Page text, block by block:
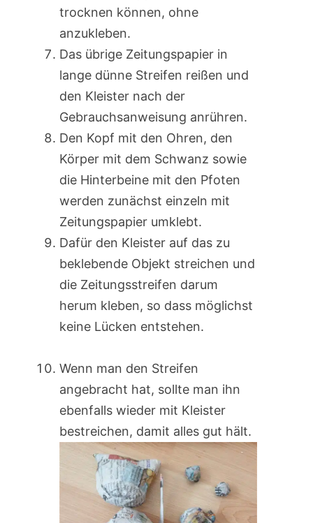
trocknen können, ohne
anzukleben.
Das übrige Zeitungspapier in
lange dünne Streifen reißen und
den Kleister nach der
Gebrauchsanweisung anrühren.
Den Kopf mit den Ohren, den
Körper mit dem Schwanz sowie
die Hinterbeine mit den Pfoten
werden zunächst einzeln mit
Zeitungspapier umklebt.
Dafür den Kleister auf das zu
beklebende Objekt streichen und
die Zeitungsstreifen darum
herum kleben, so dass möglichst
keine Lücken entstehen.
Wenn man den Streifen
angebracht hat, sollte man ihn
ebenfalls wieder mit Kleister
bestreichen, damit alles gut hält.